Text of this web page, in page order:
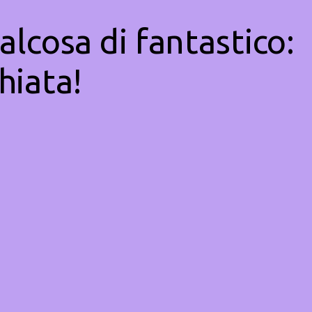
di fantastico: